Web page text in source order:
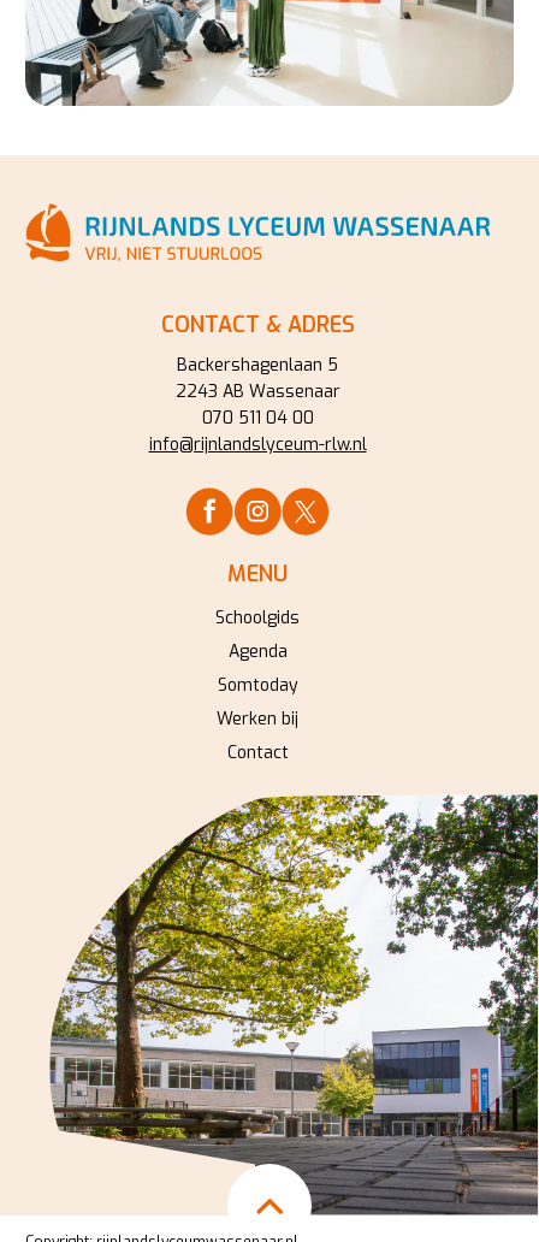
CONTACT & ADRES
Backershagenlaan 5
2243 AB Wassenaar
070 511 04 00
info@rijnlandslyceum-rlw.nl
MENU
Schoolgids
Agenda
Somtoday
Werken bij
Contact